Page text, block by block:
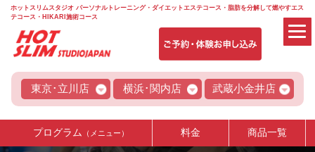
ホットスリムスタジオ パーソナルトレーニング・ダイエットエステコース・脂肪を分解して燃やすエス
テコース・HIKARI施術コース
東京･立川店 横浜･関内店 武蔵小金井店
プログラム （メニュー） 料金 商品一覧